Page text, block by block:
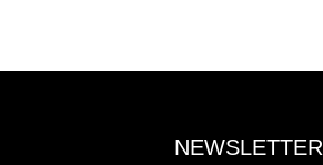
NEWSLETTER